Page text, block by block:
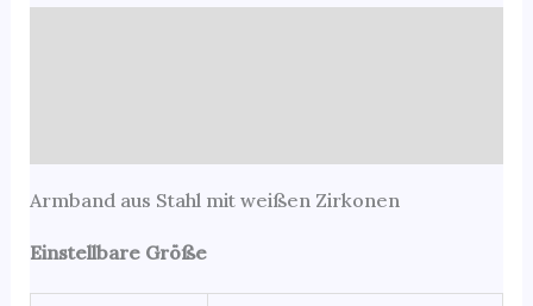
Armband aus Stahl mit weißen Zirkonen
Einstellbare Größe